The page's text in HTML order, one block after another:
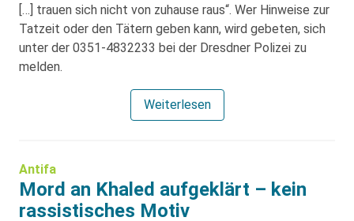
[…] trauen sich nicht von zuhause raus“. Wer Hinweise zur
Tatzeit oder den Tätern geben kann, wird gebeten, sich
unter der 0351-4832233 bei der Dresdner Polizei zu
melden.
Weiterlesen
Antifa
Mord an Khaled aufgeklärt – kein
rassistisches Motiv